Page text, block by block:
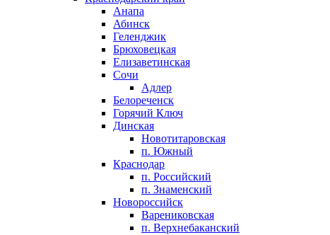
Анапа
Абинск
Геленджик
Брюховецкая
Елизаветинская
Сочи
Адлер
Белореченск
Горячий Ключ
Динская
Новотитаровская
п. Южный
Краснодар
п. Российский
п. Знаменский
Новороссийск
Варениковская
п. Верхнебаканский